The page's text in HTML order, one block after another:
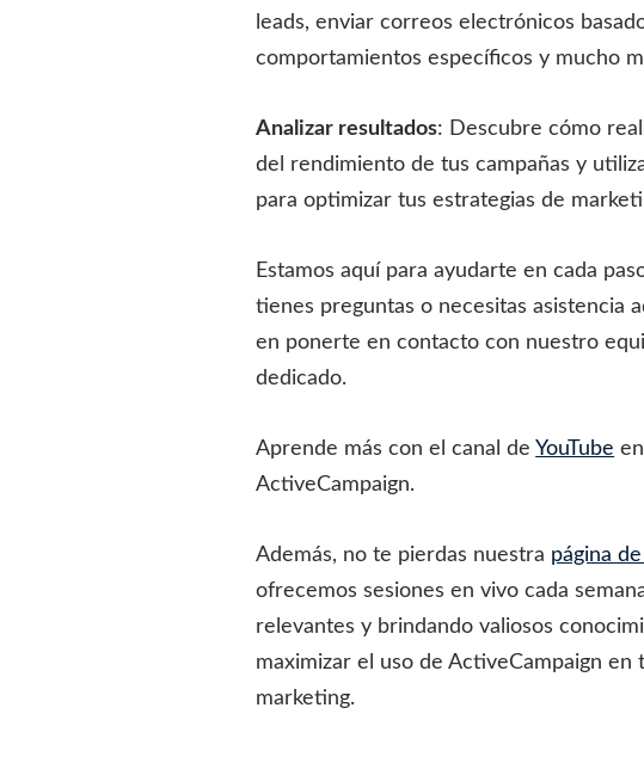
leads, enviar correos electrónicos
comportamientos específicos y mucho
Analizar resultados: Descubre cómo
del rendimiento de tus campañas y
para optimizar tus estrategias de
Estamos aquí para ayudarte en cada
tienes preguntas o necesitas asistencia
en ponerte en contacto con nuestro
dedicado.
Aprende más con el canal deYouTube
ActiveCampaign.
Además, no te pierdas nuestra página
ofrecemos sesiones en vivo cada
relevantes y brindando valiosos
maximizar el uso de ActiveCampaign en
marketing.